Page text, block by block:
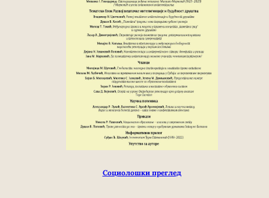
Социолошки преглед